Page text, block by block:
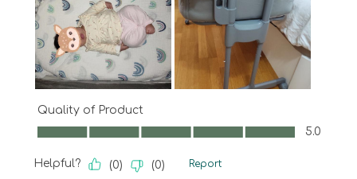
Quality of Product
Quality of Product, 5.0 out of 5
5.0
Helpful? (0) (0) Report